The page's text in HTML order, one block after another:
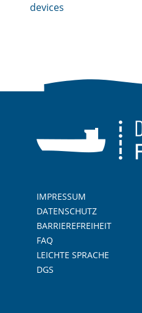
devices
IMPRESSUM
DATENSCHUTZ
BARRIEREFREIHEIT
FAQ
LEICHTE SPRACHE
DGS